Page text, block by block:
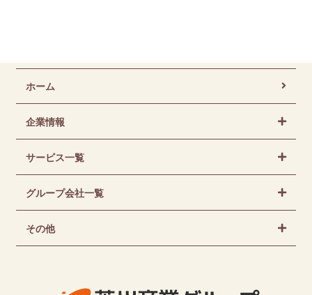
ホーム
企業情報
サービス一覧
グループ会社一覧
その他